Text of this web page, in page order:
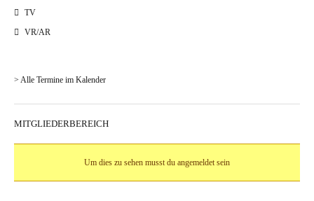
TV
VR/AR
> Alle Termine im Kalender
MITGLIEDERBEREICH
Um dies zu sehen musst du angemeldet sein